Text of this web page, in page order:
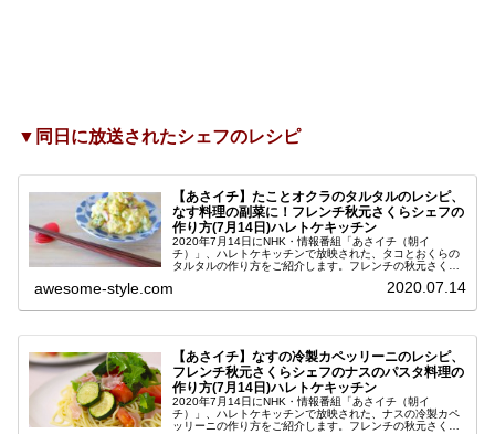
▼同日に放送されたシェフのレシピ
【あさイチ】たことオクラのタルタルのレシピ、
なす料理の副菜に！フレンチ秋元さくらシェフの
作り方(7月14日)ハレトケキッチン
2020年7月14日にNHK・情報番組「あさイチ（朝イ
チ）」、ハレトケキッチンで放映された、タコとおくらの
タルタルの作り方をご紹介します。フレンチの秋元さくら
awesome-style.com 2020.07.14
【あさイチ】なすの冷製カペッリーニのレシピ、
フレンチ秋元さくらシェフのナスのパスタ料理の
作り方(7月14日)ハレトケキッチン
2020年7月14日にNHK・情報番組「あさイチ（朝イ
チ）」、ハレトケキッチンで放映された、ナスの冷製カペ
ッリーニの作り方をご紹介します。フレンチの秋元さくら